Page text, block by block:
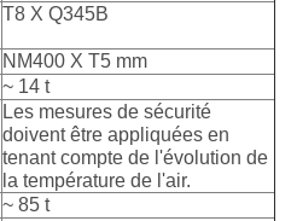
T8 X Q345B
NM400 X T5 mm
~ 14 t
Les mesures de sécurité
doivent être appliquées en
tenant compte de l'évolution de
la température de l'air.
~ 85 t